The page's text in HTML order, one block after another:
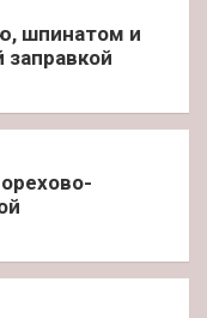
шпинатом и
заправкой